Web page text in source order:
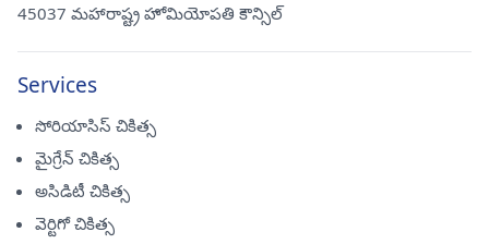
45037 మహారాష్ట్ర హోమియోపతి కౌన్సిల్
Services
సోరియాసిస్ చికిత్స
మైగ్రేన్ చికిత్స
అసిడిటీ చికిత్స
వెర్టిగో చికిత్స